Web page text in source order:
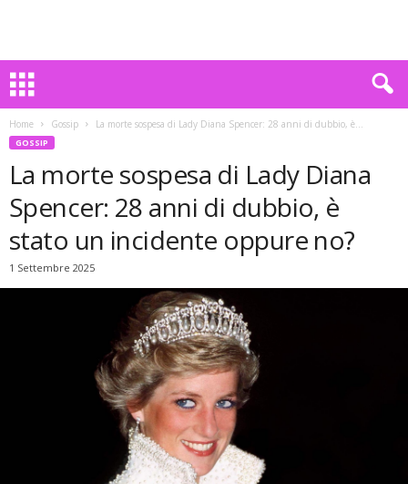
Home Gossip La morte sospesa di Lady Diana Spencer: 28 anni di dubbio, è...
GOSSIP
La morte sospesa di Lady Diana
Spencer: 28 anni di dubbio, è
stato un incidente oppure no?
1 Settembre 2025